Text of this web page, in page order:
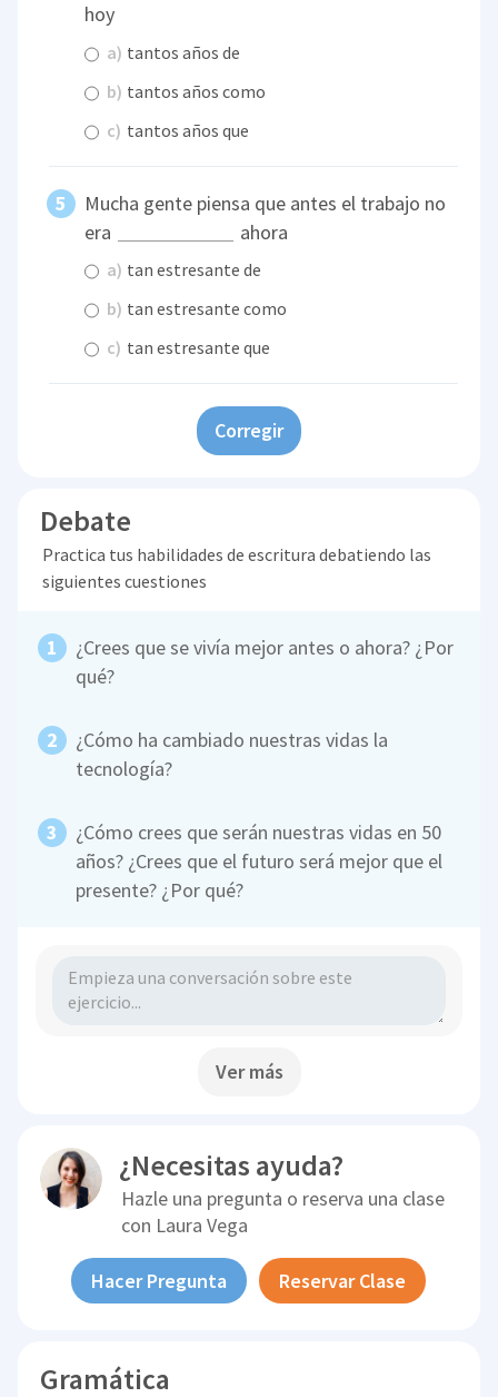
hoy
a) tantos años de
b) tantos años como
c) tantos años que
Mucha gente piensa que antes el trabajo no
era
ahora
a) tan estresante de
b) tan estresante como
c) tan estresante que
Corregir
Debate
Practica tus habilidades de escritura debatiendo las
siguientes cuestiones
¿Crees que se vivía mejor antes o ahora? ¿Por
qué?
¿Cómo ha cambiado nuestras vidas la
tecnología?
¿Cómo crees que serán nuestras vidas en 50
años? ¿Crees que el futuro será mejor que el
presente? ¿Por qué?
Ver más
¿Necesitas ayuda?
Hazle una pregunta o reserva una clase
con Laura Vega
Hacer Pregunta Reservar Clase
Gramática